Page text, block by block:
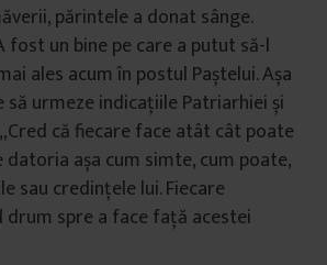
părintele a donat sânge.
fost un bine pe care a putut să-l
ales acum în postul Paștelui. Așa
să urmeze indicațiile Patriarhiei și
că fiecare face atât cât poate
datoria așa cum simte, cum poate,
sau credințele lui. Fiecare
spre a face față acestei